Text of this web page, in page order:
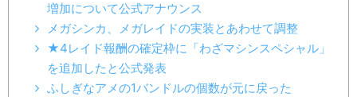
増加について公式アナウンス
メガシンカ、メガレイドの実装とあわせて調整
★4レイド報酬の確定枠に「わざマシンスペシャル」
を追加したと公式発表
ふしぎなアメの1バンドルの個数が元に戻った